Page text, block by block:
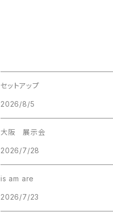
セットアップ
2026/8/5
大阪 展示会
2026/7/28
is am are
2026/7/23